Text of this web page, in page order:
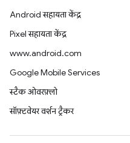
Android सहायता केंद्र
Pixel सहायता केंद्र
www.android.com
Google Mobile Services
स्टैक ओवरफ़्लो
सॉफ़्टवेयर वर्शन ट्रैकर